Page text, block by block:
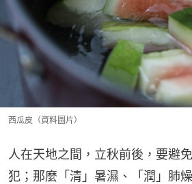
西瓜皮（資料圖片）
人在天地之間，立秋前後，要避
犯；那麼「清」暑濕、「潤」肺